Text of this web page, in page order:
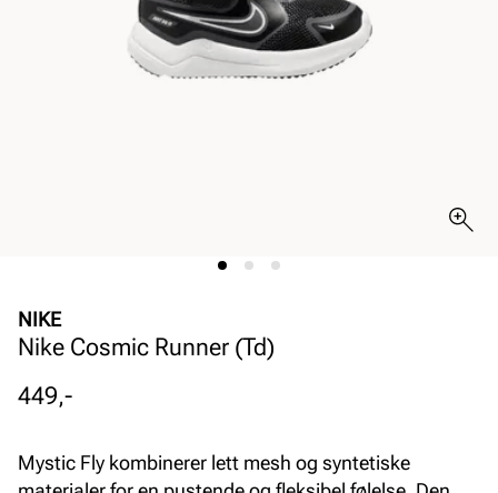
NIKE
Nike Cosmic Runner (Td)
Pris
449,-
Mystic Fly kombinerer lett mesh og syntetiske